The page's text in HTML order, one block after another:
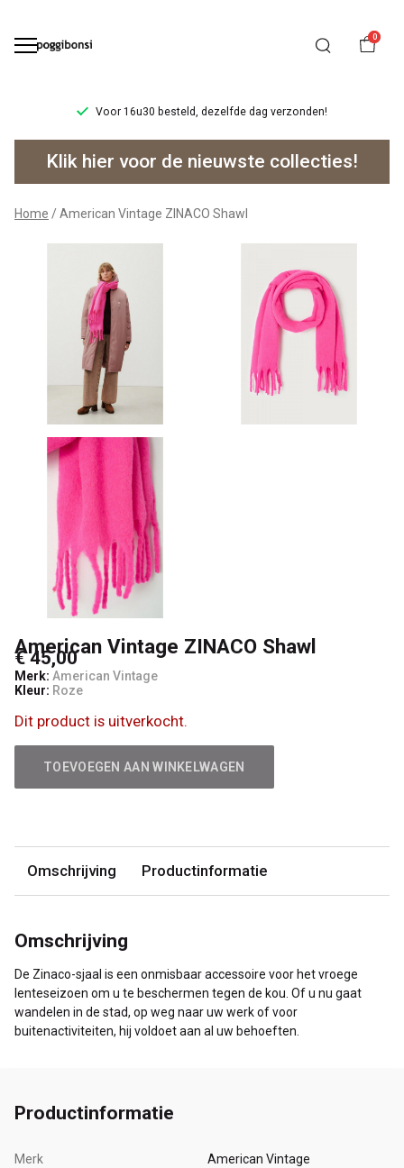
0
Voor 16u30 besteld, dezelfde dag verzonden!
American
Vintage
ZINACO
Shawl
Poggibonsi
Klik hier voor de nieuwste collecties!
Home American Vintage ZINACO Shawl
American Vintage ZINACO Shawl
€ 45,00
Merk: American Vintage
Kleur: Roze
Dit product is uitverkocht.
TOEVOEGEN AAN WINKELWAGEN
Omschrijving Productinformatie
Omschrijving
De Zinaco-sjaal is een onmisbaar accessoire voor het vroege
lenteseizoen om u te beschermen tegen de kou. Of u nu gaat
wandelen in de stad, op weg naar uw werk of voor
buitenactiviteiten, hij voldoet aan al uw behoeften.
Productinformatie
Merk American Vintage